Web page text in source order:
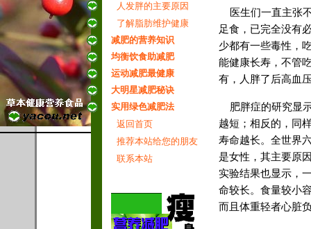
人发胖的主要原因
了解脂肪维护健康
减肥的营养知识
均衡饮食助减肥
运动减肥最健康
大明星减肥秘诀
实用绿色减肥法
返回首页
推荐本站给您的朋友
联系本站
医生们一直主张
足食，已完全没有
少都有一些毒性，
能健康长寿，不管
有，人胖了后高血
肥胖症的研究显
越短；相反的，同
寿命越长。全世界
是女性，其主要原
实验结果也显示，
命较长。食量较小
而且体重轻者心脏